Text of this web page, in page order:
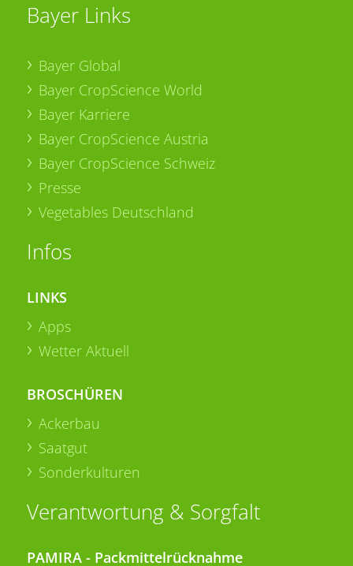
Bayer Links
Bayer Global
Bayer CropScience World
Bayer Karriere
Bayer CropScience Austria
Bayer CropScience Schweiz
Presse
Vegetables Deutschland
Infos
LINKS
Apps
Wetter Aktuell
BROSCHÜREN
Ackerbau
Saatgut
Sonderkulturen
Verantwortung & Sorgfalt
PAMIRA - Packmittelrücknahme